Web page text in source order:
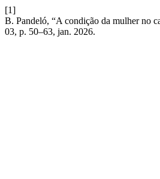
[1]
B. Pandeló, “A condição da mulher no
03, p. 50–63, jan. 2026.